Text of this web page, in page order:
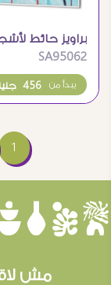
براويز حائط
النخيل الملونة
عصرية
SA95062
456 جنيه يبدأ من
1
مش